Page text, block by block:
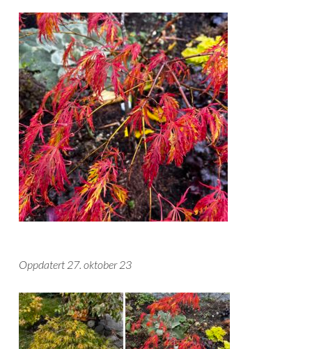
Oppdatert 27. oktober 23